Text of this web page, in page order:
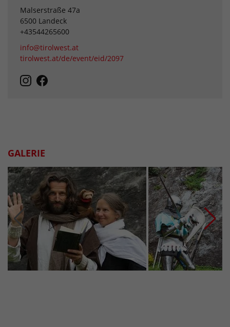
Malserstraße 47a
6500 Landeck
+43544265600
info@tirolwest.at
tirolwest.at/de/event/eid/2097
GALERIE